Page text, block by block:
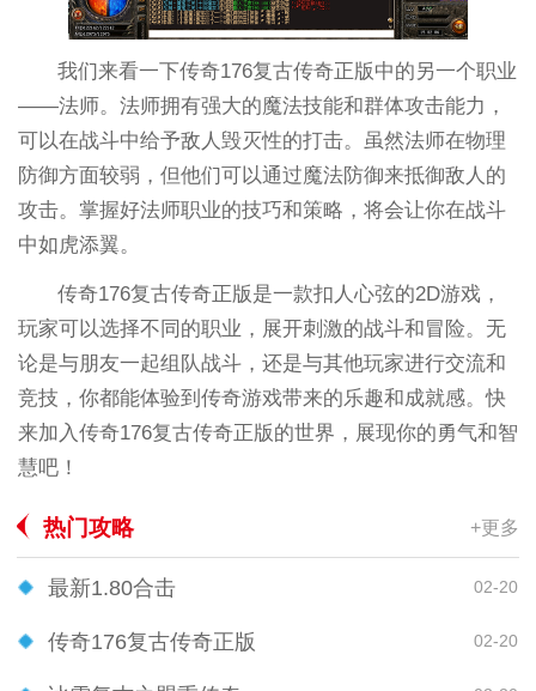
我们来看一下传奇176复古传奇正版中的另一个职业
——法师。法师拥有强大的魔法技能和群体攻击能力，
可以在战斗中给予敌人毁灭性的打击。虽然法师在物理
防御方面较弱，但他们可以通过魔法防御来抵御敌人的
攻击。掌握好法师职业的技巧和策略，将会让你在战斗
中如虎添翼。
传奇176复古传奇正版是一款扣人心弦的2D游戏，
玩家可以选择不同的职业，展开刺激的战斗和冒险。无
论是与朋友一起组队战斗，还是与其他玩家进行交流和
竞技，你都能体验到传奇游戏带来的乐趣和成就感。快
来加入传奇176复古传奇正版的世界，展现你的勇气和智
慧吧！
热门攻略 +更多
最新1.80合击 02-20
传奇176复古传奇正版 02-20